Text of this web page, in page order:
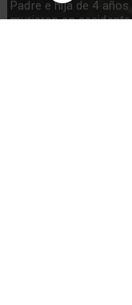
Padre e hija de 4 años
murieron en accidente